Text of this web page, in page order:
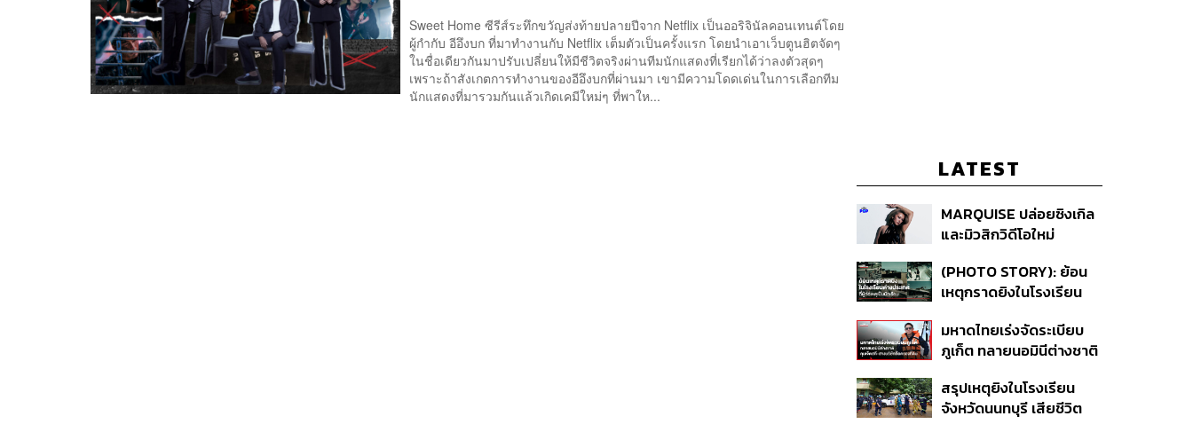
Sweet Home ซีรีส์ระทึกขวัญส่งท้ายปลายปีจาก Netflix เป็นออริจินัลคอนเทนต์โดย
ผู้กำกับ อีอึงบก ที่มาทำงานกับ Netflix เต็มตัวเป็นครั้งแรก โดยนำเอาเว็บตูนฮิตจัดๆ
ในชื่อเดียวกันมาปรับเปลี่ยนให้มีชีวิตจริงผ่านทีมนักแสดงที่เรียกได้ว่าลงตัวสุดๆ
เพราะถ้าสังเกตการทำงานของอีอึงบกที่ผ่านมา เขามีความโดดเด่นในการเลือกทีม
นักแสดงที่มารวมกันแล้วเกิดเคมีใหม่ๆ ที่พาให...
LATEST
MARQUISE ปล่อยซิงเกิล
และมิวสิกวิดีโอใหม่
สัมพันธ์สุด Toxic
(PHOTO STORY): ย้อน
เหตุกราดยิงในโรงเรียน
นักเรียน
มหาดไทยเร่งจัดระเบียบ
ภูเก็ต ทลายนอมินีต่างชาติ
ที่ดิน เคลียร์ใบอนุญาต
โรงแรมค้าง 7 ปี
สรุปเหตุยิงในโรงเรียน
จังหวัดนนทบุรี เสียชีวิต